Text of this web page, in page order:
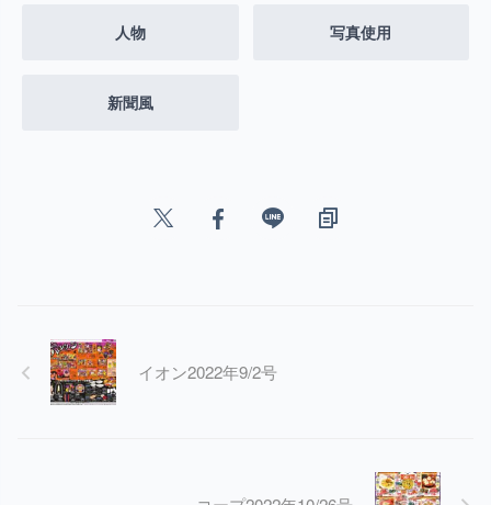
人物 写真使用
新聞風
イオン2022年9/2号